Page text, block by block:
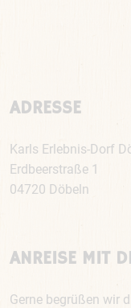
ADRESSE
Karls Erlebnis-Dorf
Erdbeerstraße 1
04720 Döbeln
ANREISE MIT
Gerne begrüßen wir